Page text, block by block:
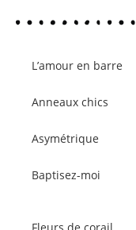
L’amour en barre
Anneaux chics
Asymétrique
Baptisez-moi
Fleurs de corail